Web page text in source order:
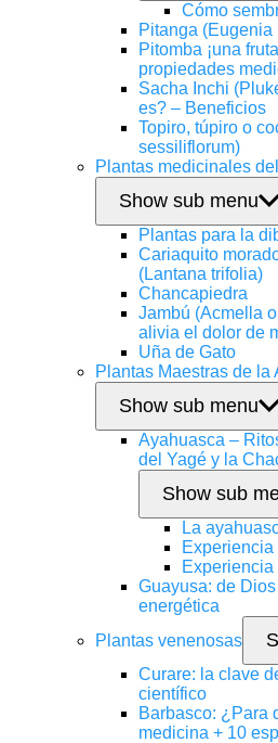
Cómo
Pitanga (Eugenia
Pitomba ¡una
propiedades
Sacha Inchi
es? – Beneficios
Topiro, túpiro o
sessiliflorum)
Plantas medicinales
Show sub menu
Plantas para la
Cariaquito
(Lantana trifolia)
Chancapiedra
Jambú (Acmella
alivia el dolor de
Uña de Gato
Plantas Maestras de la
Show sub menu
Ayahuasca –
del Yagé y la
Show sub
La
Experiencia
Experiencia
Guayusa: de
energética
Plantas venenosas
Curare: la clave
científico
Barbasco: ¿Para
medicina + 10